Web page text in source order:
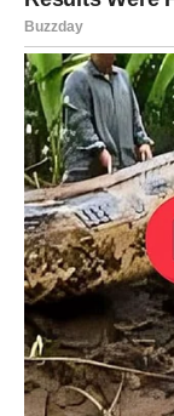
Lav u prvoj
sebi”. Kao da ti
Sreća dolazi
ali i u ljubavi.
Gde dolazi sreća:
viđen i cenjen.
U ljubavi:
vraća osmeh.
Na šta paziš:na
prava sreća ti